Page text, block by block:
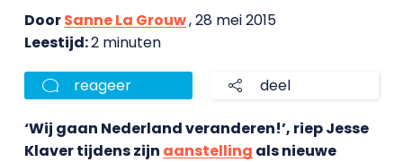
DoorSanne La Grouw, 28 mei 2015
Leestijd:2 minuten
reageer deel
‘Wij gaan Nederland veranderen!’, riep Jesse
Klaver tijdens zijn aanstelling als nieuwe